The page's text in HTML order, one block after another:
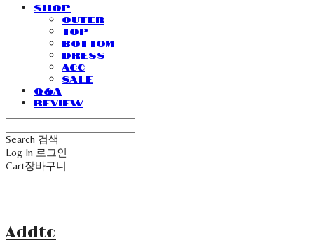
SHOP
Outer
Top
Bottom
Dress
Acc
Sale
Q&A
Review
Search 검색
Log In 로그인
Cart장바구니
Addto